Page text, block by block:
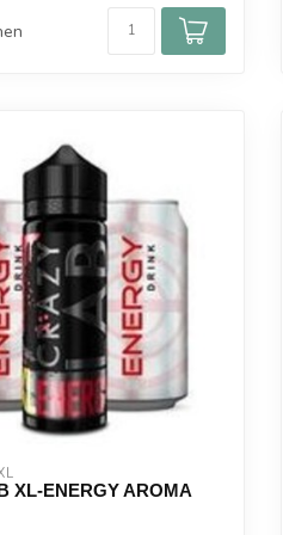
XL-ENERGY AROMA